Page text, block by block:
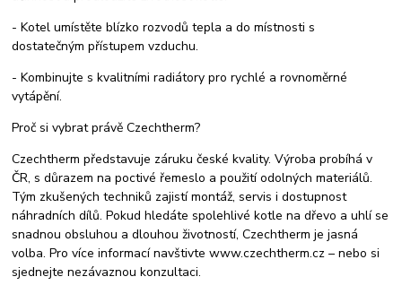
- Kotel umístěte blízko rozvodů tepla a do místnosti s
dostatečným přístupem vzduchu.
- Kombinujte s kvalitními radiátory pro rychlé a rovnoměrné
vytápění.
Proč si vybrat právě Czechtherm?
Czechtherm představuje záruku české kvality. Výroba probíhá v
ČR, s důrazem na poctivé řemeslo a použití odolných materiálů.
Tým zkušených techniků zajistí montáž, servis i dostupnost
náhradních dílů. Pokud hledáte spolehlivé kotle na dřevo a uhlí se
snadnou obsluhou a dlouhou životností, Czechtherm je jasná
volba. Pro více informací navštivte www.czechtherm.cz – nebo si
sjednejte nezávaznou konzultaci.